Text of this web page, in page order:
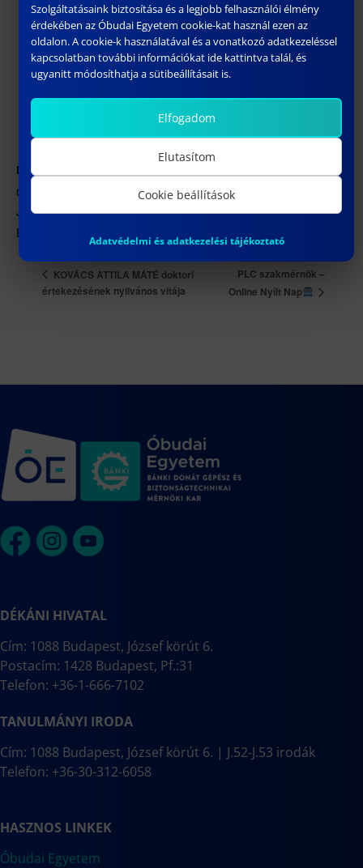
HELYSZÍN
ÓE BGK – 1088 Budapest, József körút 6. J.312.
József körút 6.
Budapest
KOVÁCS ATTILA MÁTÉ doktori
értekezésének nyilvános vitája
PLC szakmérnök –
Online Nyílt Nap
DÉKÁNI HIVATAL
Cím: 1088 Budapest, József körút 6.
Postacím: 1428 Budapest, Pf.:31
Telefon: +36-1-666-7102
TANULMÁNYI IRODA
Cím: 1088 Budapest, József körút 6. | J.52-J.53 irodák
Telefon: +36-30-312-6058
HASZNOS LINKEK
Óbudai Egyetem
Szolgáltatásaink biztosítása és a legjobb felhasználói élmény
érdekében az Óbudai Egyetem cookie-kat használ ezen az
oldalon. A cookie-k használatával és a vonatkozó adatkezeléssel
kapcsolatban további információkat ide kattintva talál, és
ugyanitt módosíthatja a sütibeállításait is.
Elfogadom
Elutasítom
Cookie beállítások
Adatvédelmi és adatkezelési tájékoztató